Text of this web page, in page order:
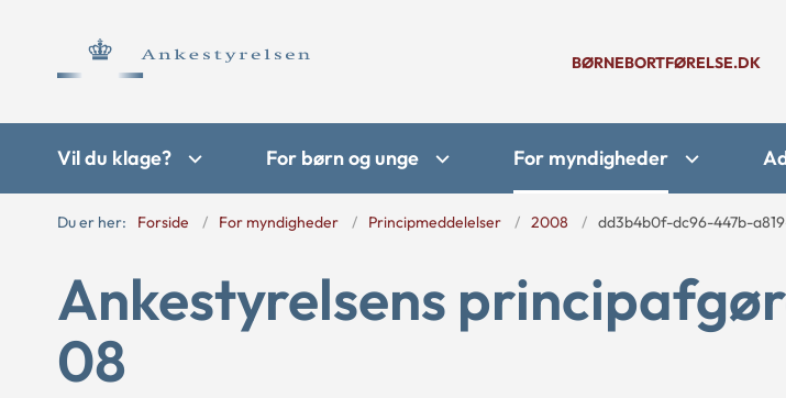
BØRNEBORTFØRELSE.DK
Vil du klage? For børn og unge For myndigheder
Du er her: Forside For myndigheder Principmeddelelser 2008 dd3b4b0f-dc96-447b-
Ankestyrelsens
08